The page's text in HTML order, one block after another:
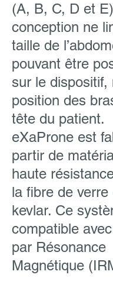
(A, B, C, D et
conception ne
taille de
pouvant être
sur le dispositif,
position des
tête du patient.
eXaProne est
partir de
haute
la fibre de verre
kevlar. Ce
compatible
par Résonance
Magnétique